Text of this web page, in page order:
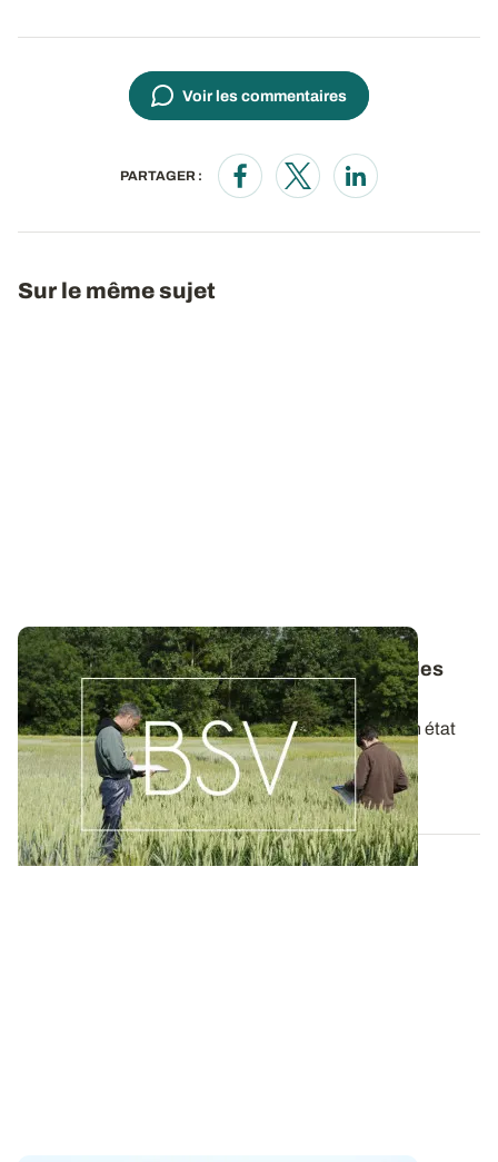
Voir les commentaires
PARTAGER :
Opens in a new window
Opens in a new window
Opens in a new
Sur le même sujet
Bulletins de Santé du Végétal - Consultez les
derniers BSV de votre région
Ces bulletins, publiés chaque semaine, dressent un état
des lieux exhaustif des cultures...
19 MAI 2026